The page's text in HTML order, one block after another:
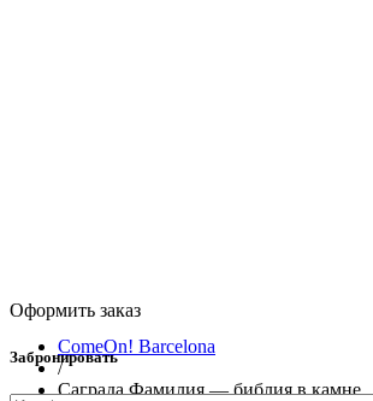
ComeOn! Barcelona
/
Саграда Фамилия — библия в камне
Оформить заказ
Забронировать